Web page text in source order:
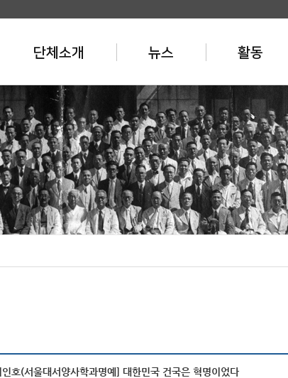
단체소개 뉴스 활동
인호(서울대서양사학과명예] 대한민국 건국은 혁명이었다